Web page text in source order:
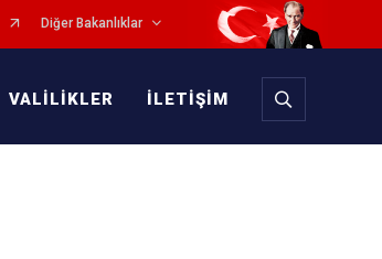
Diğer Bakanlıklar
VALİLİKLER İLETİŞİM